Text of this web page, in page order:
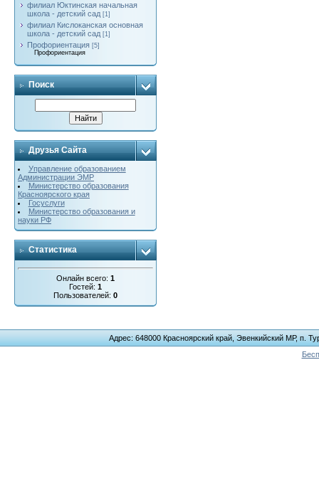
филиал Юктинская начальная
школа - детский сад [1]
филиал Кислоканская основная
школа - детский сад [1]
Профориентация [5]
Профориентация
Поиск
Друзья Сайта
Управление образованием
Администрации ЭМР
Министерство образования
Красноярского края
Госуслуги
Министерство образования и
науки РФ
Статистика
Онлайн всего: 1
Гостей: 1
Пользователей: 0
Адрес: 648000 Красноярский край, Эвенкийский МР, п.